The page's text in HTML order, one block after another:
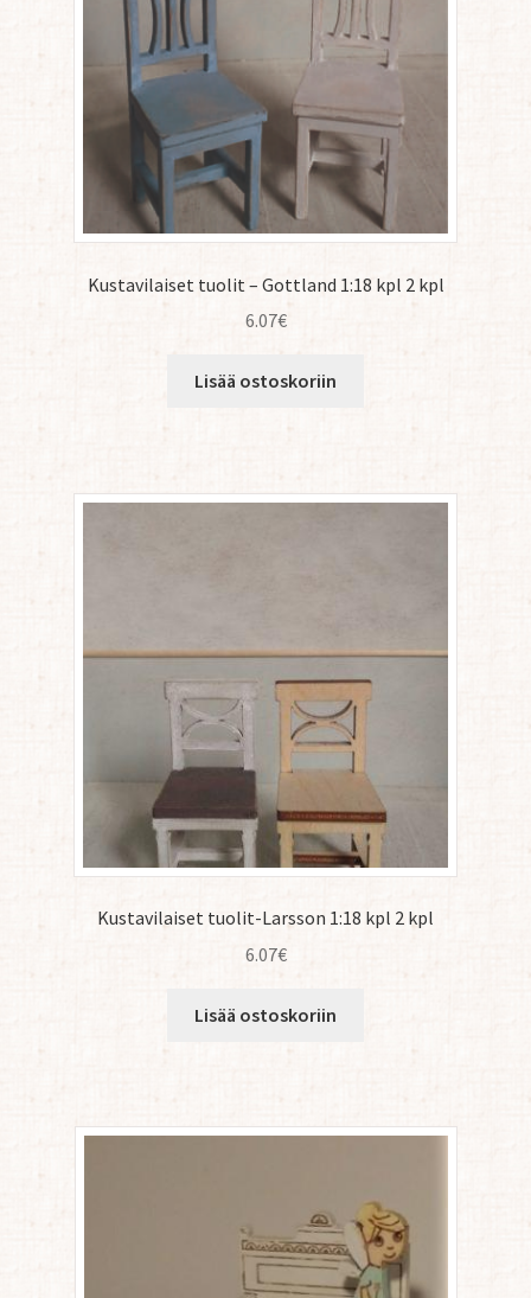
Kustavilaiset tuolit – Gottland 1:18 kpl 2 kpl
6.07€
Lisää ostoskoriin
Kustavilaiset tuolit-Larsson 1:18 kpl 2 kpl
6.07€
Lisää ostoskoriin